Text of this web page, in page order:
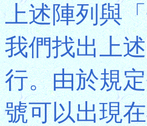
上述陣列與
我們找出上
行。由於規
號可以出現